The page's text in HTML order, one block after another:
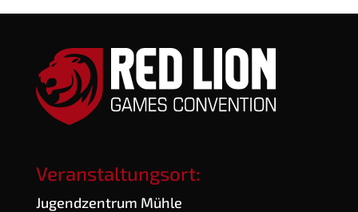
Veranstaltungsort:
Jugend­zen­trum Mühle